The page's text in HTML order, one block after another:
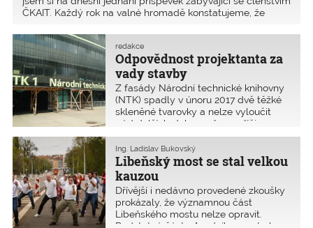
ČKAIT. Každý rok na valné hromadě konstatujeme, že
zájem o schůzování i seminářů s
Odpovědnost projektanta za
vady stavby
redakce
Z fasády Národní technické knihovny
(NTK) spadly v únoru 2017 dvě těžké
skleněné tvarovky a nelze vyloučit
pád dalších. Jako možnou příčinu
uvádí jejich zavěšení a ukotvení na
nosné konstrukci, které je dle
znaleckého posudku realizováno
v rozporu s projektovou dokumentací.
Zhotovitel však vadu provedení
neuznává a věc směřuje k soudnímu
sporu. Provizorní plůtky a stříšky před
NTK asi zůstanou ještě dlouho.
Libeňský most se stal velkou
kauzou
Ing. Ladislav Bukovský
Dřívější i nedávno provedené zkoušky
prokázaly, že významnou část
Libeňského mostu nelze opravit.